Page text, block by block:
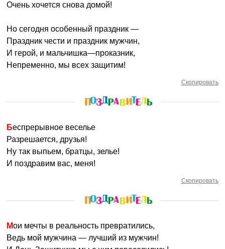
Очень хочется снова домой!
Но сегодня особенный праздник —
Праздник чести и праздник мужчин,
И герой, и мальчишка—проказник,
Непременно, мы всех защитим!
Скопировать
Беспрерывное веселье
Разрешается, друзья!
Ну так выпьем, братцы, зелье!
И поздравим вас, меня!
Скопировать
Мои мечты в реальность превратились,
Ведь мой мужчина — лучший из мужчин!